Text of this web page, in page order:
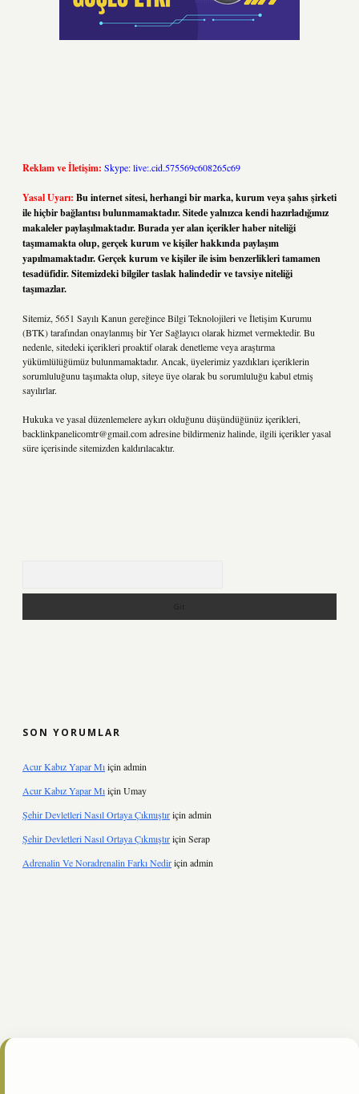
Reklam ve İletişim: Skype: live:.cid.575569c608265c69
Yasal Uyarı: Bu internet sitesi, herhangi bir marka, kurum veya şahıs şirketi
ile hiçbir bağlantısı bulunmamaktadır. Sitede yalnızca kendi hazırladığımız
makaleler paylaşılmaktadır. Burada yer alan içerikler haber niteliği
taşımamakta olup, gerçek kurum ve kişiler hakkında paylaşım
yapılmamaktadır. Gerçek kurum ve kişiler ile isim benzerlikleri tamamen
tesadüfidir. Sitemizdeki bilgiler taslak halindedir ve tavsiye niteliği
taşımazlar.
Sitemiz, 5651 Sayılı Kanun gereğince Bilgi Teknolojileri ve İletişim Kurumu
(BTK) tarafından onaylanmış bir Yer Sağlayıcı olarak hizmet vermektedir. Bu
nedenle, sitedeki içerikleri proaktif olarak denetleme veya araştırma
yükümlülüğümüz bulunmamaktadır. Ancak, üyelerimiz yazdıkları içeriklerin
sorumluluğunu taşımakta olup, siteye üye olarak bu sorumluluğu kabul etmiş
sayılırlar.
Hukuka ve yasal düzenlemelere aykırı olduğunu düşündüğünüz içerikleri,
backlinkpanelicomtr@gmail.comadresine bildirmeniz halinde, ilgili içerikler yasal
süre içerisinde sitemizden kaldırılacaktır.
SON YORUMLAR
Acur Kabız Yapar Mıiçin admin
Acur Kabız Yapar Mıiçin Umay
Şehir Devletleri Nasıl Ortaya Çıkmıştıriçin admin
Şehir Devletleri Nasıl Ortaya Çıkmıştıriçin Serap
Adrenalin Ve Noradrenalin Farkı Nediriçin admin